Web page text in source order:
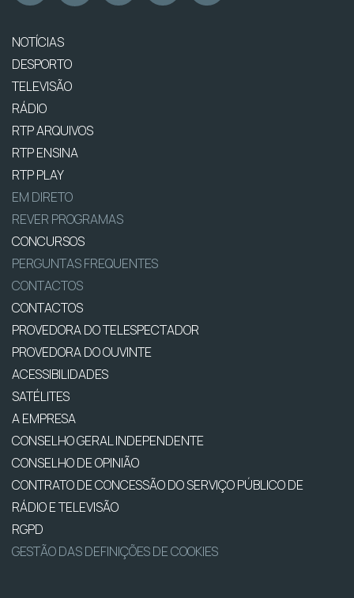
NOTÍCIAS
DESPORTO
TELEVISÃO
RÁDIO
RTP ARQUIVOS
RTP ENSINA
RTP PLAY
EM DIRETO
REVER PROGRAMAS
CONCURSOS
PERGUNTAS FREQUENTES
CONTACTOS
CONTACTOS
PROVEDORA DO TELESPECTADOR
PROVEDORA DO OUVINTE
ACESSIBILIDADES
SATÉLITES
A EMPRESA
CONSELHO GERAL INDEPENDENTE
CONSELHO DE OPINIÃO
CONTRATO DE CONCESSÃO DO SERVIÇO PÚBLICO DE
RÁDIO E TELEVISÃO
RGPD
GESTÃO DAS DEFINIÇÕES DE COOKIES